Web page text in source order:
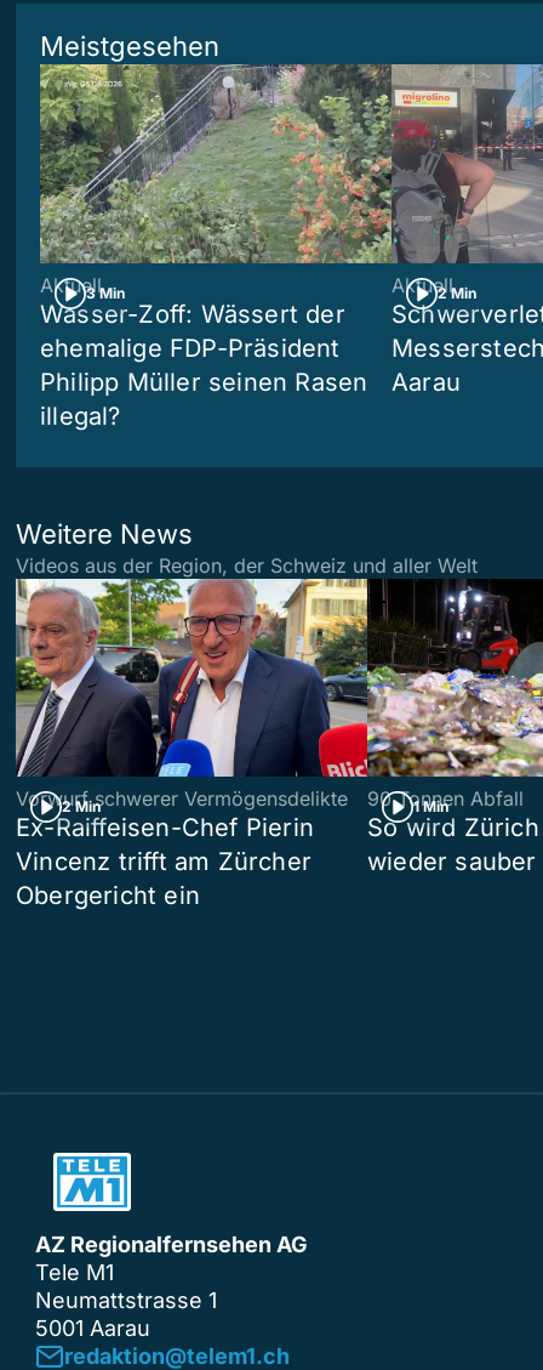
Meistgesehen
3 Min
Aktuell
Wasser-Zoff: Wässert der
ehemalige FDP-Präsident
Philipp Müller seinen Rasen
illegal?
2 Min
Aktuell
Aarau
Weitere News
Videos aus der Region, der Schweiz und aller Welt
2 Min
Vorwurf schwerer Vermögensdelikte
Ex-Raiffeisen-Chef Pierin
Vincenz trifft am Zürcher
Obergericht ein
1 Min
90 Tonnen Abfall
So wird
wieder sauber
AZ Regionalfernsehen AG
Tele M1
Neumattstrasse 1
5001 Aarau
redaktion@telem1.ch